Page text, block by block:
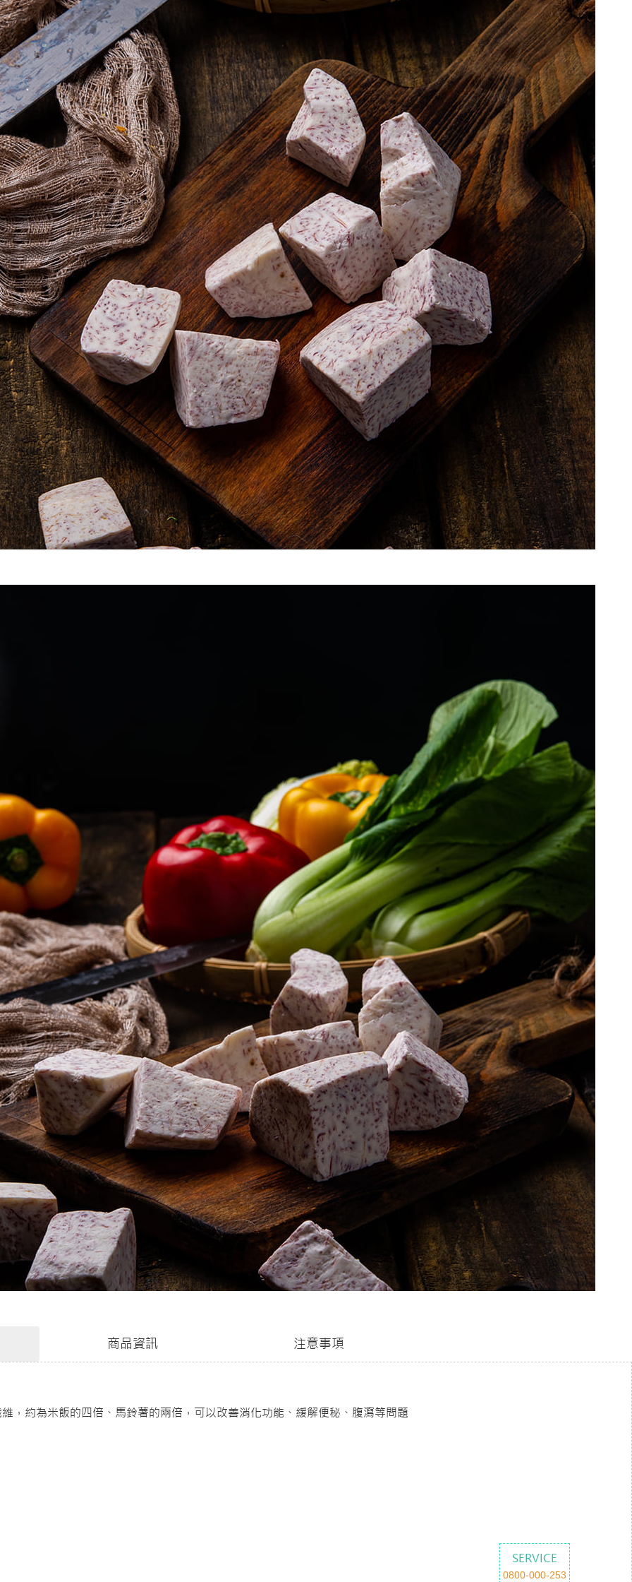
商品資訊 注意事項
，約為米飯的四倍、馬鈴薯的兩倍，可以改善消化功能、緩解便秘、腹瀉等問題
SERVICE
0800-000-253